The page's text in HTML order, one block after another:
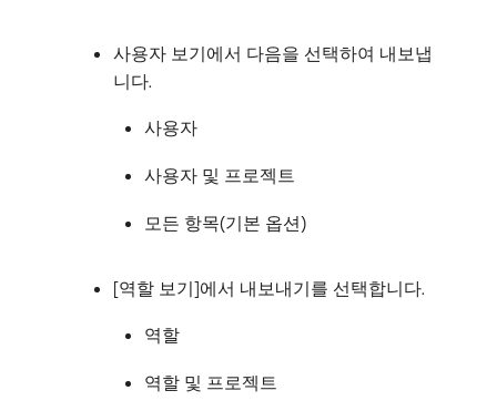
사용자 보기에서 다음을 선택하여 내보냅
니다.
사용자
사용자 및 프로젝트
모든 항목(기본 옵션)
[역할 보기]에서 내보내기를 선택합니다.
역할
역할 및 프로젝트